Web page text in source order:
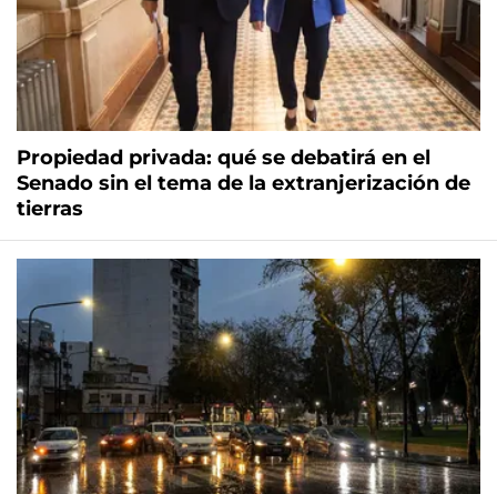
Propiedad privada: qué se debatirá en el
Senado sin el tema de la extranjerización de
tierras